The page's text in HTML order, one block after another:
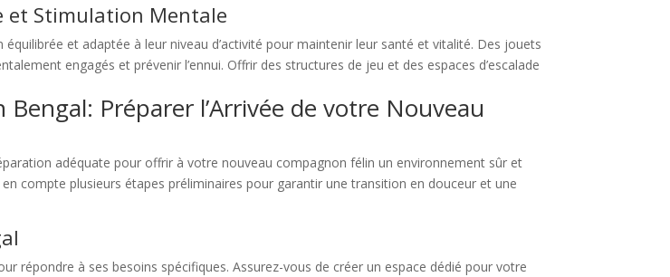
et Stimulation Mentale
et adaptée à leur niveau d’activité pour maintenir leur santé et vitalité. Des jouets
engagés et prévenir l’ennui. Offrir des structures de jeu et des espaces d’escalade
Préparer l’Arrivée de votre Nouveau
adéquate pour offrir à votre nouveau compagnon félin un environnement sûr et
compte plusieurs étapes préliminaires pour garantir une transition en douceur et une
répondre à ses besoins spécifiques. Assurez-vous de créer un espace dédié pour votre